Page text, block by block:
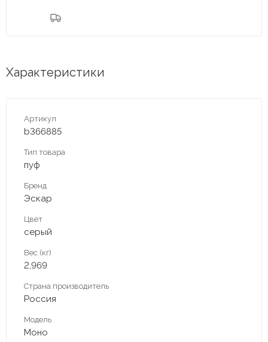
Характеристики
Артикул
b366885
Тип товара
пуф
Бренд
Эскар
Цвет
серый
Вес (кг)
2,969
Страна производитель
Россия
Модель
Моно